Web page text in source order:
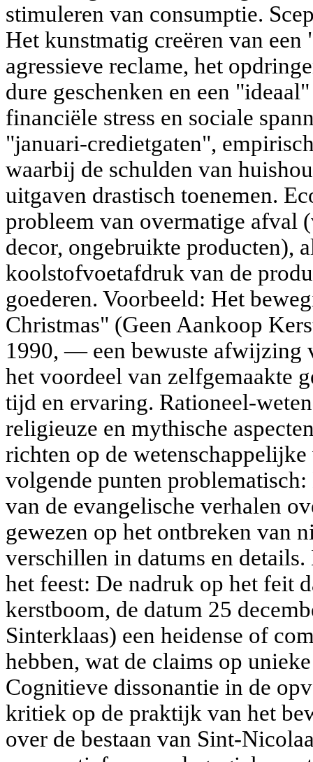
stimuleren van consumptie.
Het kunstmatig creëren van
agressieve reclame, het
dure geschenken en een
financiële stress en sociale
"januari-credietgaten",
waarbij de schulden van
uitgaven drastisch toenemen.
probleem van overmatige afval
decor, ongebruikte producten),
koolstofvoetafdruk van de
goederen. Voorbeeld: Het
Christmas" (Geen Aankoop
1990, — een bewuste afwijzing
het voordeel van zelfgemaakte
tijd en ervaring. Rationeel-
religieuze en mythische
richten op de
volgende punten
van de evangelische verhalen
gewezen op het ontbreken van
verschillen in datums en
het feest: De nadruk op het feit
kerstboom, de datum 25
Sinterklaas) een heidense of
hebben, wat de claims op
Cognitieve dissonantie in de
kritiek op de praktijk van het
over de bestaan van Sint-